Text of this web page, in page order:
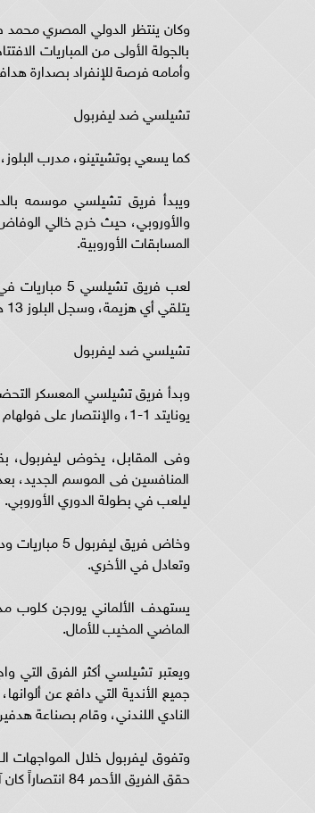
بالجولة الأولى من المباريات
وأمامه فرصة للإنفراد بصدارة
تشيلسي ضد ليفربول
كما يسعي بوتشيتينو، مدرب
المسابقات الأوروبية.
يتلقي أي هزيمة، وسجل البلوز 13 هدفًا واستقبل 5 أهداف.
تشيلسي ضد ليفربول
يونايتد 1-1، والإنتصار على فولهام 2-0، واخيرًا التعادل 1-1 مع بوروسيا دورتموند.
وفى المقابل، يخوض ليفربول،
المنافسين فى الموسم الجديد،
ليلعب في بطولة الدوري الأوروبي.
وتعادل في الأخري.
يستهدف الألماني يورجن كلوب
الماضي المخيب للأمال.
النادي اللندني، وقام بصناعة
حقق الفريق الأحمر 84 انتصاراً كان آخرها في 20 سبتمبر 2020، حينما فاز 2 / صفر على تشيلسي بلندن ببطولة الدوري.